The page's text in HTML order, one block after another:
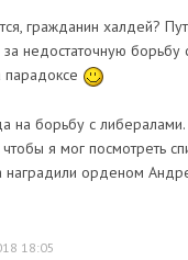
гражданин халдей?
за недостаточную
на борьбу с
я мог посмотреть
наградили орденом
18:05